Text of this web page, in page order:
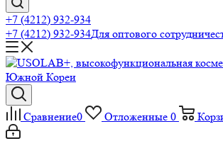
+7 (4212) 932-934
+7 (4212) 932-934Для оптового
Сравнение0 Отложенные 0